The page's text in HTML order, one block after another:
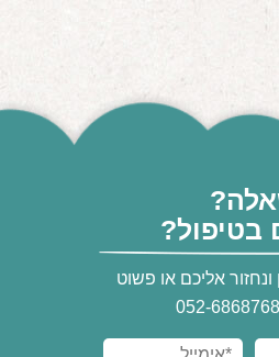
בטיפול?
אליכם או פשוט